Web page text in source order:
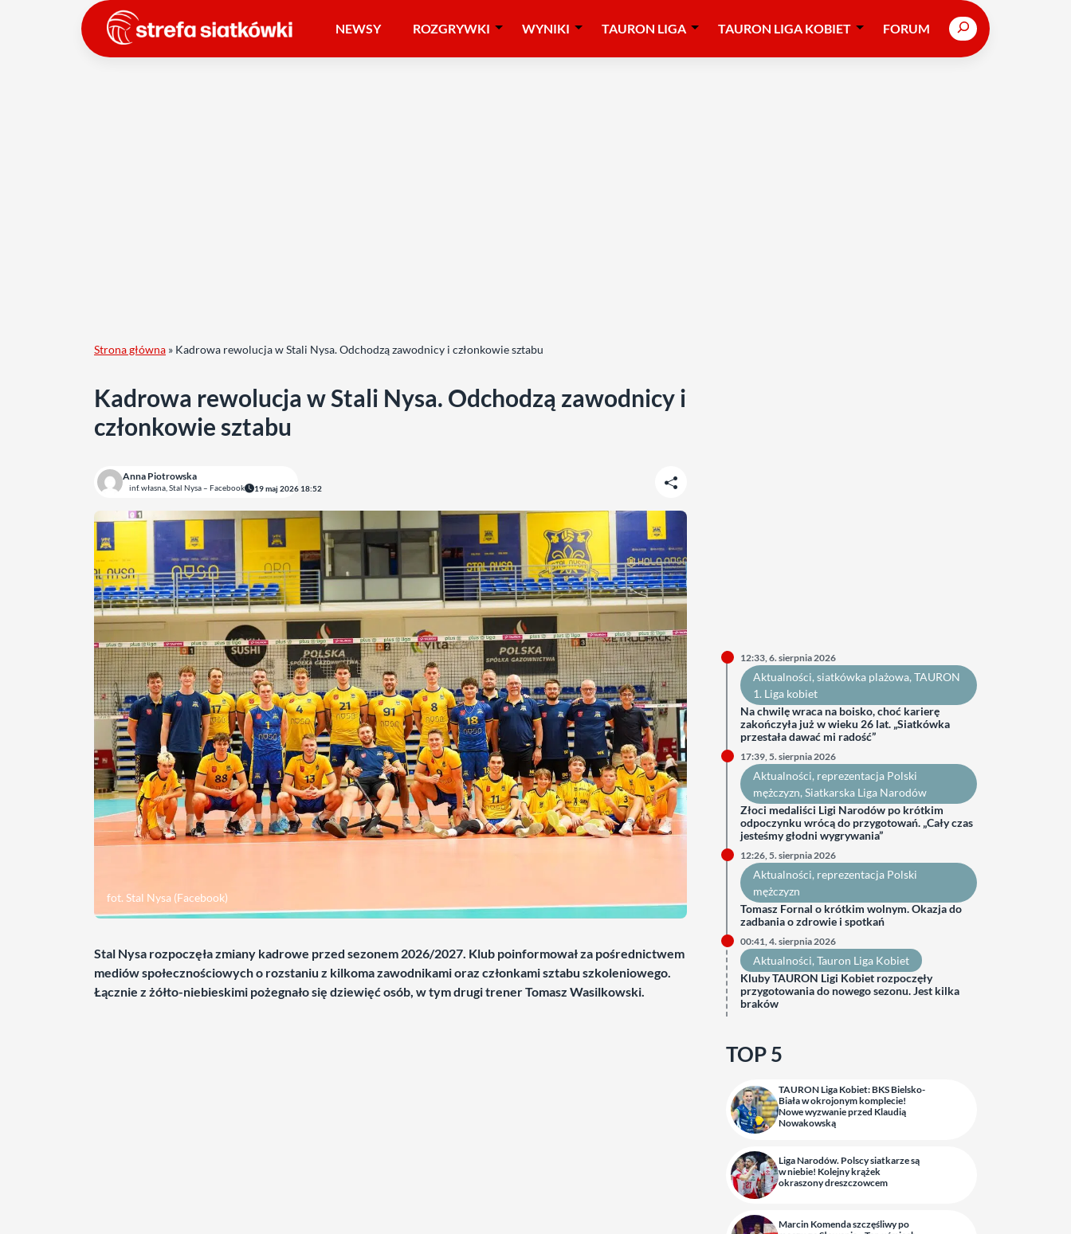
NEWSY ROZGRYWKI WYNIKI TAURON LIGA TAURON LIGA KOBIET FORUM Search
Strona główna » Kadrowa rewolucja w Stali Nysa. Odchodzą zawodnicy i członkowie sztabu
Kadrowa rewolucja w Stali Nysa. Odchodzą zawodnicy i
członkowie sztabu
Anna Piotrowska
inf. własna, Stal Nysa – Facebook 19 maj 2026 18:52
fot. Stal Nysa (Facebook)
Stal Nysa rozpoczęła zmiany kadrowe przed sezonem 2026/2027. Klub poinformował za pośrednictwem
mediów społecznościowych o rozstaniu z kilkoma zawodnikami oraz członkami sztabu szkoleniowego.
Łącznie z żółto-niebieskimi pożegnało się dziewięć osób, w tym drugi trener Tomasz Wasilkowski.
12:33, 6. sierpnia 2026
Aktualności, siatkówka plażowa, TAURON
1. Liga kobiet
Na chwilę wraca na boisko, choć karierę
zakończyła już w wieku 26 lat. „Siatkówka
przestała dawać mi radość”
17:39, 5. sierpnia 2026
Aktualności, reprezentacja Polski
mężczyzn, Siatkarska Liga Narodów
Złoci medaliści Ligi Narodów po krótkim
odpoczynku wrócą do przygotowań. „Cały czas
jesteśmy głodni wygrywania”
12:26, 5. sierpnia 2026
Aktualności, reprezentacja Polski
mężczyzn
Tomasz Fornal o krótkim wolnym. Okazja do
zadbania o zdrowie i spotkań
00:41, 4. sierpnia 2026
Aktualności, Tauron Liga Kobiet
Kluby TAURON Ligi Kobiet rozpoczęły
przygotowania do nowego sezonu. Jest kilka
braków
TOP 5
TAURON Liga Kobiet: BKS Bielsko-
Biała w okrojonym komplecie!
Nowe wyzwanie przed Klaudią
Nowakowską
Liga Narodów. Polscy siatkarze są
w niebie! Kolejny krążek
okraszony dreszczowcem
Marcin Komenda szczęśliwy po